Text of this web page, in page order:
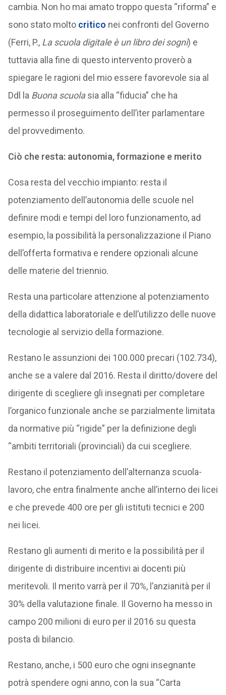
cambia. Non ho mai amato troppo questa “riforma” e
sono stato molto critico nei confronti del Governo
(Ferri, P., La scuola digitale è un libro dei sogni) e
tuttavia alla fine di questo intervento proverò a
spiegare le ragioni del mio essere favorevole sia al
Ddl la Buona scuolasia alla “fiducia” che ha
permesso il proseguimento dell’iter parlamentare
del provvedimento.
Ciò che resta: autonomia, formazione e merito
Cosa resta del vecchio impianto: resta il
potenziamento dell’autonomia delle scuole nel
definire modi e tempi del loro funzionamento, ad
esempio, la possibilità la personalizzazione il Piano
dell’offerta formativa e rendere opzionali alcune
delle materie del triennio.
Resta una particolare attenzione al potenziamento
della didattica laboratoriale e dell’utilizzo delle nuove
tecnologie al servizio della formazione.
Restano le assunzioni dei 100.000 precari (102.734),
anche se a valere dal 2016. Resta il diritto/dovere del
dirigente di scegliere gli insegnati per completare
l’organico funzionale anche se parzialmente limitata
da normative più “rigide” per la definizione degli
“ambiti territoriali (provinciali) da cui scegliere.
Restano il potenziamento dell’alternanza scuola-
lavoro, che entra finalmente anche all’interno dei licei
e che prevede 400 ore per gli istituti tecnici e 200
nei licei.
Restano gli aumenti di merito e la possibilità per il
dirigente di distribuire incentivi ai docenti più
meritevoli. Il merito varrà per il 70%, l’anzianità per il
30% della valutazione finale. Il Governo ha messo in
campo 200 milioni di euro per il 2016 su questa
posta di bilancio.
Restano, anche, i 500 euro che ogni insegnante
potrà spendere ogni anno, con la sua “Carta